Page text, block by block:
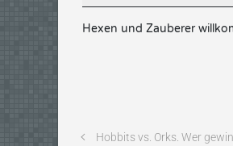
von
Hexen und Zauberer
Hobbits vs. Orks. Wer